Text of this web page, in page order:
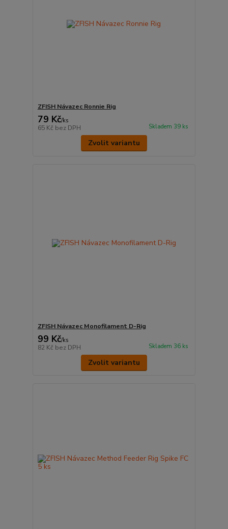
ZFISH Návazec Ronnie Rig
79 Kč/ks
65 Kč bez DPH Skladem 39 ks
Zvolit variantu
ZFISH Návazec Monofilament D-Rig
99 Kč/ks
82 Kč bez DPH Skladem 36 ks
Zvolit variantu